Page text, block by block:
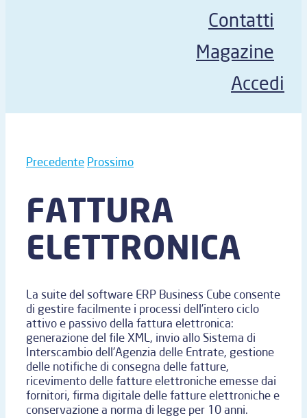
Contatti
Magazine
Accedi
Precedente Prossimo
FATTURA
ELETTRONICA
La suite del software ERP Business Cube consente
di gestire facilmente i processi dell’intero ciclo
attivo e passivo della fattura elettronica:
generazione del file XML, invio allo Sistema di
Interscambio dell’Agenzia delle Entrate, gestione
delle notifiche di consegna delle fatture,
ricevimento delle fatture elettroniche emesse dai
fornitori, firma digitale delle fatture elettroniche e
conservazione a norma di legge per 10 anni.